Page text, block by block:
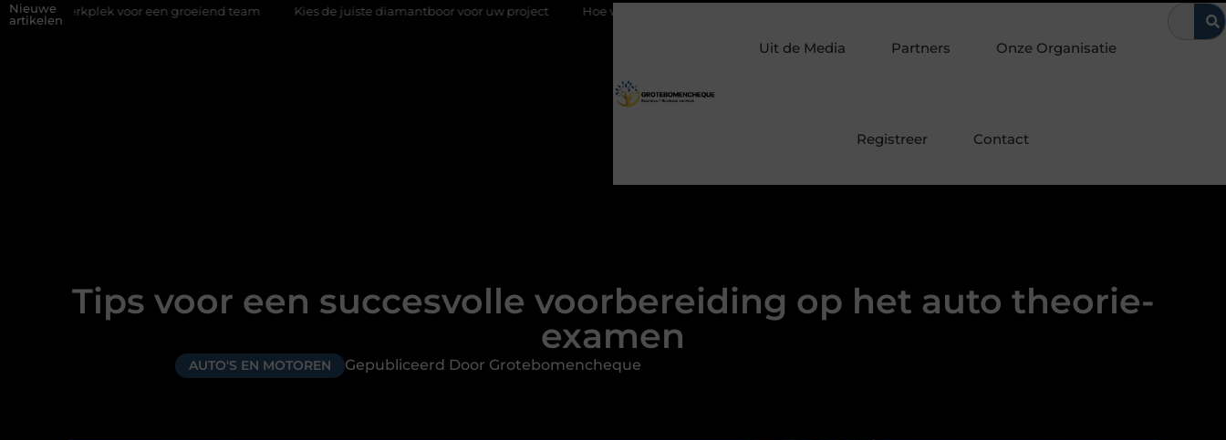
Nieuwe
artikelen
voor een groeiend team Kies de juiste diamantboor voor uw project Hoe weersomstandigheden de internationale uienhandel op een bepaalde manier beïnvloeden Van Voorburg-
Uit de Media Partners Onze Organisatie
Registreer Contact
Tips voor een succesvolle voorbereiding op het auto theorie-
examen
AUTO'S EN MOTOREN Gepubliceerd Door Grotebomencheque